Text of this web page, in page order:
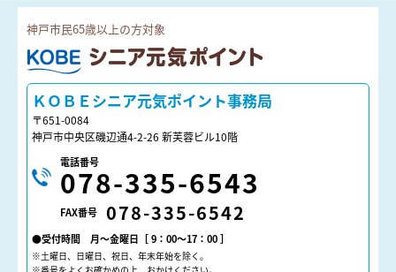
神戸市民65歳以上の方対象
ＫＯＢＥシニア元気ポイント
ＫＯＢＥシニア元気ポイント事務局
〒651-0084
神戸市中央区磯辺通4-2-26 新芙蓉ビル10階
電話番号
078-335-6543
FAX番号 078-335-6542
●受付時間 月～金曜日［ 9：00～17：00 ］
※土曜日、日曜日、祝日、年末年始を除く。
※番号をよくお確かめの上、おかけください。